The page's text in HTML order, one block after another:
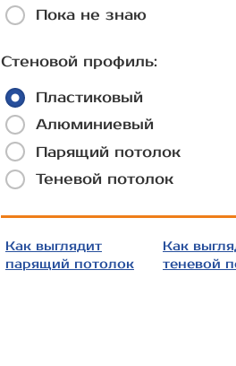
Пока не знаю
Стеновой профиль:
Пластиковый
Алюминиевый
Парящий потолок
Теневой потолок
Как выглядит
парящий потолок
Как
теневой